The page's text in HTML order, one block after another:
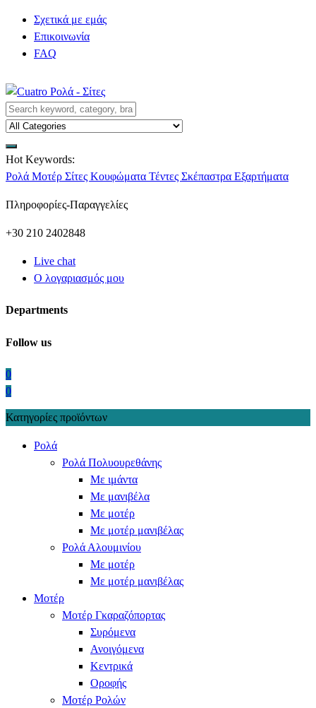
Σχετικά με εμάς
Επικοινωνία
FAQ
Hot Keywords:
Ρολά Μοτέρ Σίτες Κουφώματα Τέντες Σκέπαστρα Εξαρτήματα
Πληροφορίες-Παραγγελίες
+30 210 2402848
Live chat
Ο λογαριασμός μου
Departments
Follow us
0
0
Κατηγορίες προϊόντων
Ρολά
Ρολά Πολυουρεθάνης
Με ιμάντα
Με μανιβέλα
Με μοτέρ
Με μοτέρ μανιβέλας
Ρολά Αλουμινίου
Με μοτέρ
Με μοτέρ μανιβέλας
Μοτέρ
Μοτέρ Γκαραζόπορτας
Συρόμενα
Ανοιγόμενα
Κεντρικά
Οροφής
Μοτέρ Ρολών